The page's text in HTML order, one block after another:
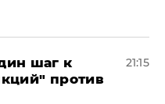
шаг к
против
21:15